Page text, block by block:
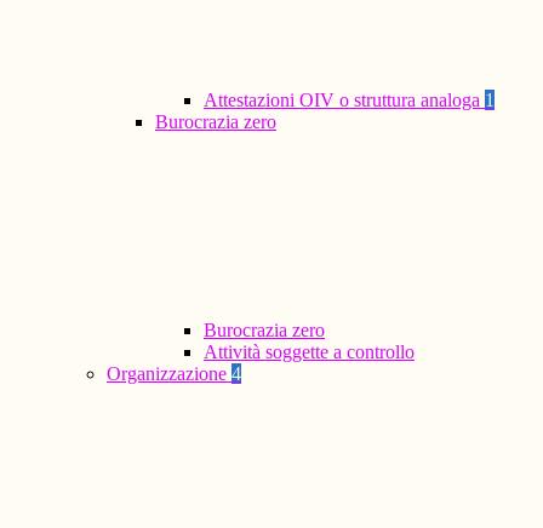
Attestazioni OIV o struttura analoga 1
Burocrazia zero
Burocrazia zero
Attività soggette a controllo
Organizzazione 4